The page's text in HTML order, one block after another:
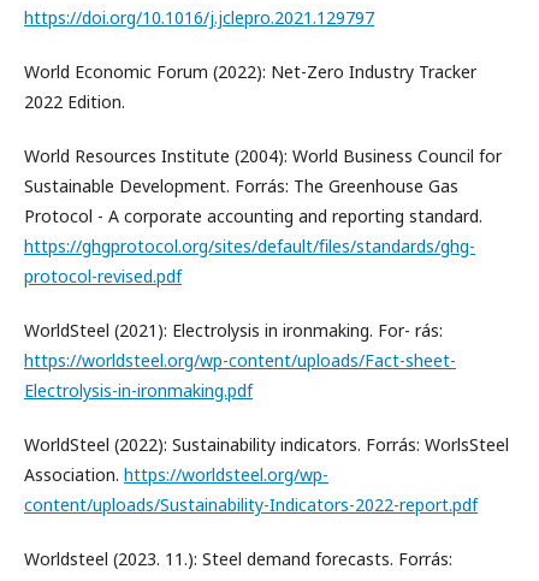
https://doi.org/10.1016/j.jclepro.2021.129797
World Economic Forum (2022): Net-Zero Industry Tracker
2022 Edition.
World Resources Institute (2004): World Business Council for
Sustainable Development. Forrás: The Greenhouse Gas
Protocol - A corporate accounting and reporting standard.
https://ghgprotocol.org/sites/default/ﬁles/standards/ghg-
protocol-revised.pdf
WorldSteel (2021): Electrolysis in ironmaking. For- rás:
https://worldsteel.org/wp-content/uploads/Fact-sheet-
Electrolysis-in-ironmaking.pdf
WorldSteel (2022): Sustainability indicators. Forrás: WorlsSteel
Association. https://worldsteel.org/wp-
content/uploads/Sustainability-Indicators-2022-report.pdf
Worldsteel (2023. 11.): Steel demand forecasts. Forrás: